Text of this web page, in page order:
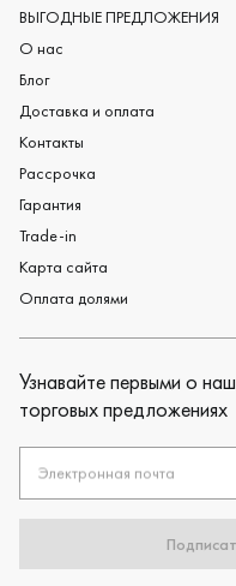
Черные обручальные кольца
ВЫГОДНЫЕ ПРЕДЛОЖЕНИЯ
О нас
Блог
Доставка и оплата
Контакты
Рассрочка
Гарантия
Trade-in
Карта сайта
Оплата долями
Узнавайте первыми о
торговых предложениях
Электронная почта